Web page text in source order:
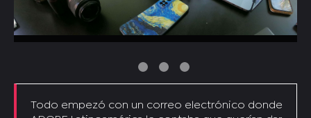
Todo empezó con un correo electrónico donde